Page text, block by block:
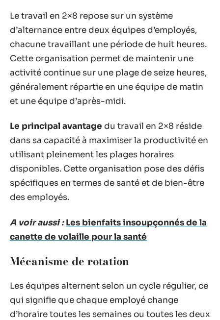
Le travail en 2×8 repose sur un système
d’alternance entre deux équipes d’employés,
chacune travaillant une période de huit heures.
Cette organisation permet de maintenir une
activité continue sur une plage de seize heures,
généralement répartie en une équipe de matin
et une équipe d’après-midi.
Le principal avantage du travail en 2×8 réside
dans sa capacité à maximiser la productivité en
utilisant pleinement les plages horaires
disponibles. Cette organisation pose des défis
spécifiques en termes de santé et de bien-être
des employés.
A voir aussi : Les bienfaits insoupçonnés de la
canette de volaille pour la santé
Mécanisme de rotation
Les équipes alternent selon un cycle régulier, ce
qui signifie que chaque employé change
d’horaire toutes les semaines ou toutes les deux